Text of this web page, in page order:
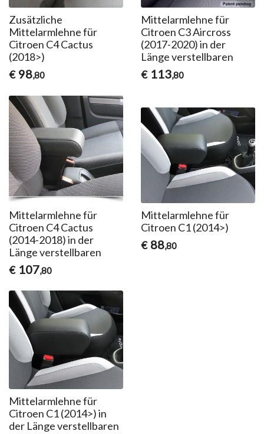
Zusätzliche
Mittelarmlehne für
Citroen C4 Cactus
(2018>)
€ 98,80
Mittelarmlehne für
Citroen C3 Aircross
(2017-2020) in der
Länge verstellbaren
€ 113,80
Mittelarmlehne für
Citroen C4 Cactus
(2014-2018) in der
Länge verstellbaren
€ 107,80
Mittelarmlehne für
Citroen C1 (2014>)
€ 88,80
Mittelarmlehne für
Citroen C1 (2014>) in
der Länge verstellbaren